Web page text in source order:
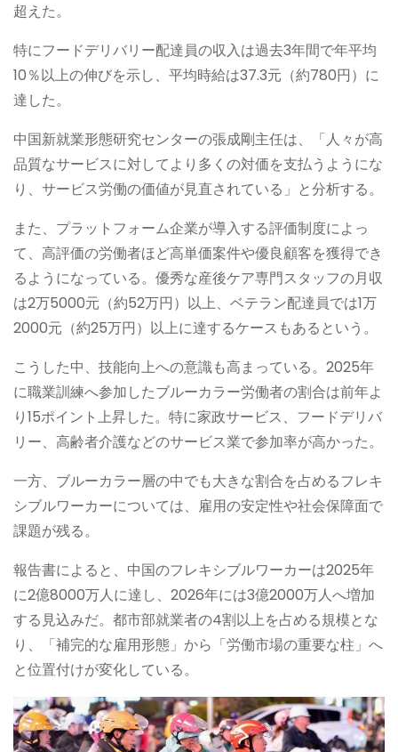
超えた。
特にフードデリバリー配達員の収入は過去3年間で年平均
10％以上の伸びを示し、平均時給は37.3元（約780円）に
達した。
中国新就業形態研究センターの張成剛主任は、「人々が高
品質なサービスに対してより多くの対価を支払うようにな
り、サービス労働の価値が見直されている」と分析する。
また、プラットフォーム企業が導入する評価制度によっ
て、高評価の労働者ほど高単価案件や優良顧客を獲得でき
るようになっている。優秀な産後ケア専門スタッフの月収
は2万5000元（約52万円）以上、ベテラン配達員では1万
2000元（約25万円）以上に達するケースもあるという。
こうした中、技能向上への意識も高まっている。2025年
に職業訓練へ参加したブルーカラー労働者の割合は前年よ
り15ポイント上昇した。特に家政サービス、フードデリバ
リー、高齢者介護などのサービス業で参加率が高かった。
一方、ブルーカラー層の中でも大きな割合を占めるフレキ
シブルワーカーについては、雇用の安定性や社会保障面で
課題が残る。
報告書によると、中国のフレキシブルワーカーは2025年
に2億8000万人に達し、2026年には3億2000万人へ増加
する見込みだ。都市部就業者の4割以上を占める規模とな
り、「補完的な雇用形態」から「労働市場の重要な柱」へ
と位置付けが変化している。